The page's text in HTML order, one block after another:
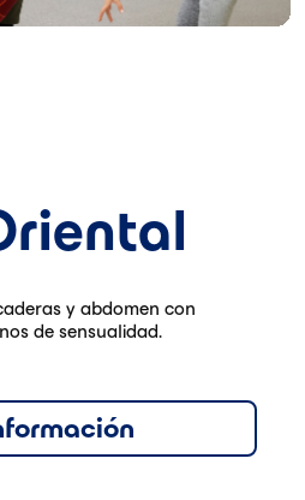
y abdomen con
de sensualidad.